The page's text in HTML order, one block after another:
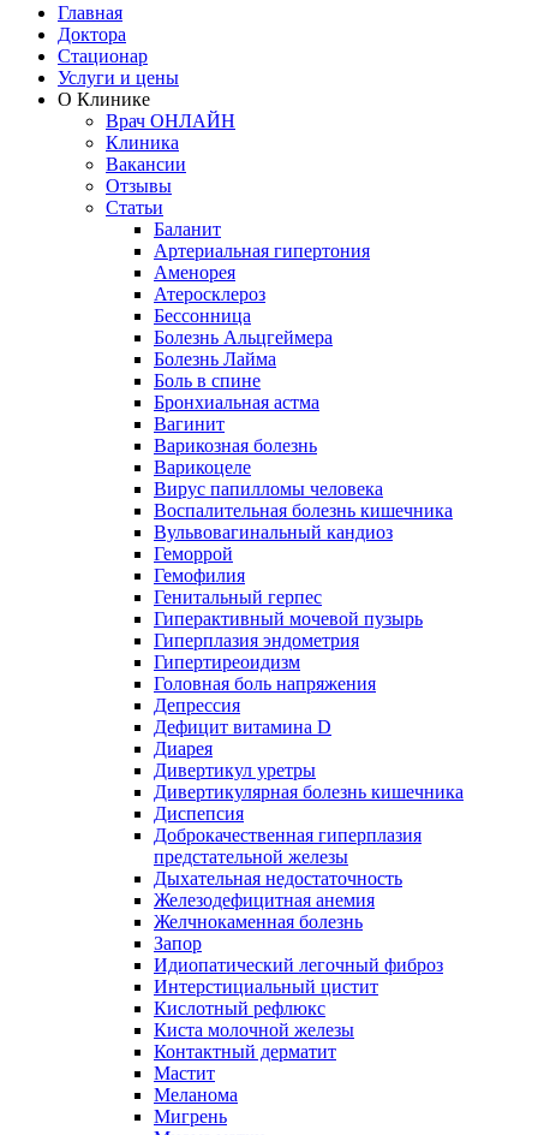
Главная
Доктора
Стационар
Услуги и цены
О Клинике
Врач ОНЛАЙН
Клиника
Вакансии
Отзывы
Статьи
Баланит
Артериальная гипертония
Аменорея
Атеросклероз
Бессонница
Болезнь Альцгеймера
Болезнь Лайма
Боль в спине
Бронхиальная астма
Вагинит
Варикозная болезнь
Варикоцеле
Вирус папилломы человека
Воспалительная болезнь кишечника
Вульвовагинальный кандиоз
Геморрой
Гемофилия
Генитальный герпес
Гиперактивный мочевой пузырь
Гиперплазия эндометрия
Гипертиреоидизм
Головная боль напряжения
Депрессия
Дефицит витамина D
Диарея
Дивертикул уретры
Дивертикулярная болезнь кишечника
Диспепсия
Доброкачественная гиперплазия
предстательной железы
Дыхательная недостаточность
Железодефицитная анемия
Желчнокаменная болезнь
Запор
Идиопатический легочный фиброз
Интерстициальный цистит
Кислотный рефлюкс
Киста молочной железы
Контактный дерматит
Мастит
Меланома
Мигрень